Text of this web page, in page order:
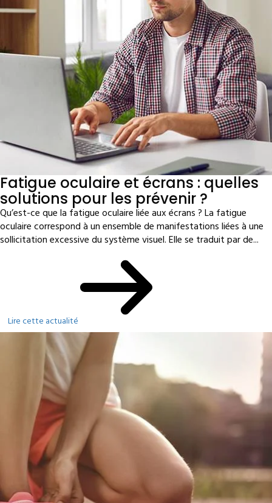
Fatigue oculaire et écrans : quelles
solutions pour les prévenir ?
Qu’est-ce que la fatigue oculaire liée aux écrans ? La fatigue
oculaire correspond à un ensemble de manifestations liées à une
sollicitation excessive du système visuel. Elle se traduit par de...
Lire cette actualité